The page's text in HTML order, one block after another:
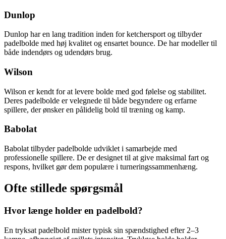
Dunlop
Dunlop har en lang tradition inden for ketchersport og tilbyder
padelbolde med høj kvalitet og ensartet bounce. De har modeller til
både indendørs og udendørs brug.
Wilson
Wilson er kendt for at levere bolde med god følelse og stabilitet.
Deres padelbolde er velegnede til både begyndere og erfarne
spillere, der ønsker en pålidelig bold til træning og kamp.
Babolat
Babolat tilbyder padelbolde udviklet i samarbejde med
professionelle spillere. De er designet til at give maksimal fart og
respons, hvilket gør dem populære i turneringssammenhæng.
Ofte stillede spørgsmål
Hvor længe holder en padelbold?
En tryksat padelbold mister typisk sin spændstighed efter 2–3